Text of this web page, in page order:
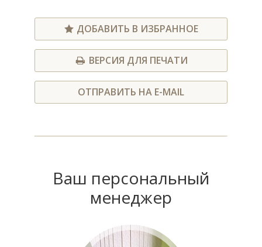
ДОБАВИТЬ В ИЗБРАННОЕ
ВЕРСИЯ ДЛЯ ПЕЧАТИ
ОТПРАВИТЬ НА E-MAIL
Ваш персональный
менеджер